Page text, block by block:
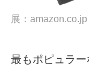
展： amazon.co.jp
最もポピュラ